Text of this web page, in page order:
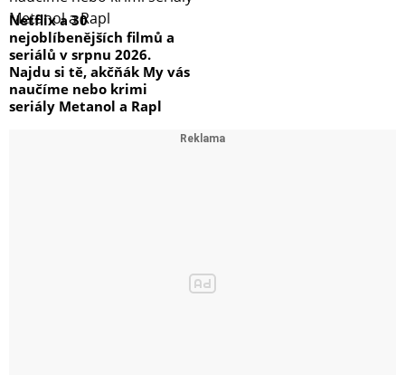
Netflix a 30
nejoblíbenějších filmů a
seriálů v srpnu 2026.
Najdu si tě, akčňák My vás
naučíme nebo krimi
seriály Metanol a Rapl